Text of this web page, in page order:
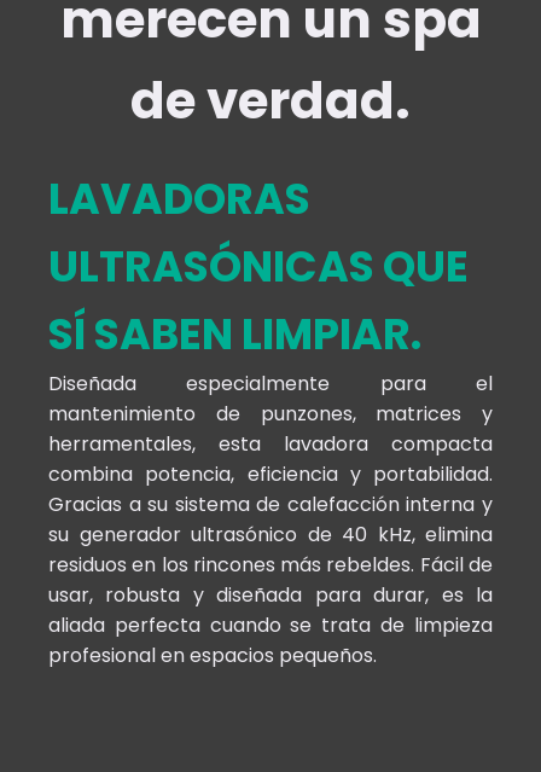
merecen un spa
de verdad.
LAVADORAS
ULTRASÓNICAS QUE
SÍ SABEN LIMPIAR.
Diseñada especialmente para el
mantenimiento de punzones, matrices y
herramentales, esta lavadora compacta
combina potencia, eficiencia y portabilidad.
Gracias a su sistema de calefacción interna y
su generador ultrasónico de 40 kHz, elimina
residuos en los rincones más rebeldes. Fácil de
usar, robusta y diseñada para durar, es la
aliada perfecta cuando se trata de limpieza
profesional en espacios pequeños.